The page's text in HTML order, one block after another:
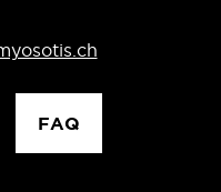
FAQ